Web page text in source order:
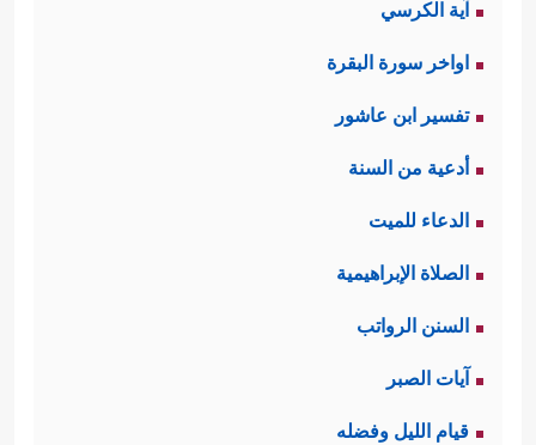
آية الكرسي
اواخر سورة البقرة
تفسير ابن عاشور
أدعية من السنة
الدعاء للميت
الصلاة الإبراهيمية
السنن الرواتب
آيات الصبر
قيام الليل وفضله